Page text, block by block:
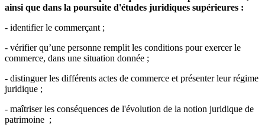
ainsi que dans la poursuite d'études juridiques supérieures :
- identifier le commerçant ;
- vérifier qu’une personne remplit les conditions pour exercer le
commerce, dans une situation donnée ;
- distinguer les différents actes de commerce et présenter leur régime
juridique ;
- maîtriser les conséquences de l'évolution de la notion juridique de
patrimoine ;